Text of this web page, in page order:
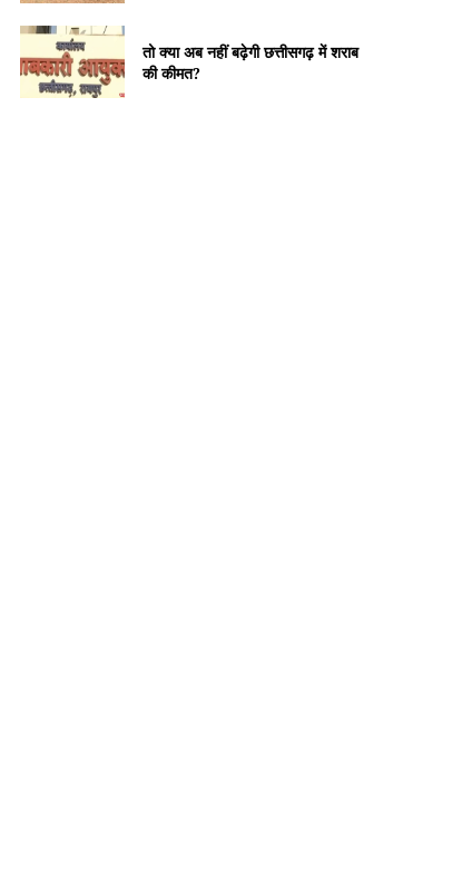
तो क्या अब नहीं बढ़ेगी छत्तीसगढ़ में शराब
की कीमत?